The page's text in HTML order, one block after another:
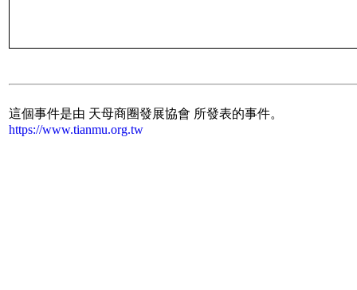
這個事件是由 天母商圈發展協會 所發表的事件。
https://www.tianmu.org.tw